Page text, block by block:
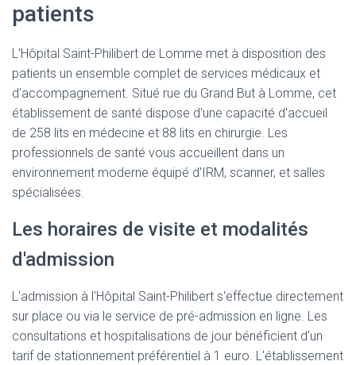
patients
L'Hôpital Saint-Philibert de Lomme met à disposition des
patients un ensemble complet de services médicaux et
d'accompagnement. Situé rue du Grand But à Lomme, cet
établissement de santé dispose d'une capacité d'accueil
de 258 lits en médecine et 88 lits en chirurgie. Les
professionnels de santé vous accueillent dans un
environnement moderne équipé d'IRM, scanner, et salles
spécialisées.
Les horaires de visite et modalités
d'admission
L'admission à l'Hôpital Saint-Philibert s'effectue directement
sur place ou via le service de pré-admission en ligne. Les
consultations et hospitalisations de jour bénéficient d'un
tarif de stationnement préférentiel à 1 euro. L'établissement